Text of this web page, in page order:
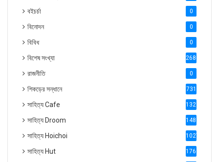
বইচর্চা 0
বিনোদন 0
বিবিধ 0
বিশেষ সংখ্যা 2686
রাজনীতি 0
শিকড়ের সন্ধানে 731
সাহিত্য Cafe 1321
সাহিত্য Droom 1488
সাহিত্য Hoichoi 1027
সাহিত্য Hut 1769